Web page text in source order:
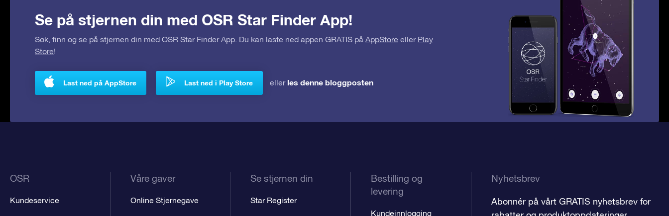
Se på stjernen din med OSR Star Finder App!
Søk, finn og se på stjernen din med OSR Star Finder App. Du kan laste ned appen GRATIS på AppStore eller Play
Store!
Last ned på AppStore Last ned i Play Store eller les denne bloggposten
OSR
Kundeservice
Våre gaver
Online Stjernegave
Se stjernen din
Star Register
Bestilling og
levering
Kundeinnlogging
Nyhetsbrev
Abonnér på vårt GRATIS nyhetsbrev for